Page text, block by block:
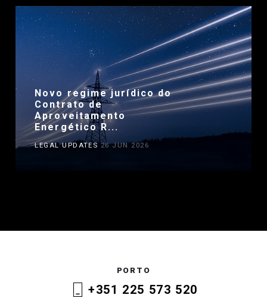
Novo regime jurídico do
Contrato de
Aproveitamento
Energético R...
LEGAL UPDATES26 JUN 2026
PORTO
+351 225 573 520